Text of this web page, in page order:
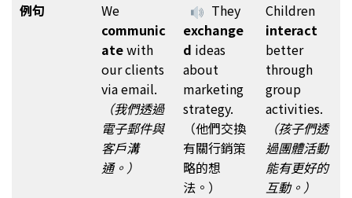
例句
We
communic
atewith
our clients
via email.
（我們透過
電子郵件與
客戶溝
通。）
They
exchange
d ideas
about
marketing
strategy.
（他們交換
有關行銷策
略的想
法。）
Children
interact
better
through
group
activities.
（孩子們透
過團體活動
能有更好的
互動。）